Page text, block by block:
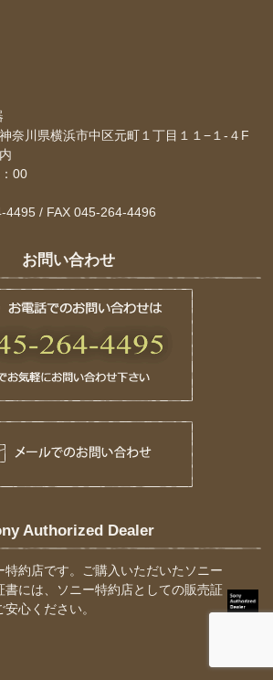
奈川県横浜市中区元町１丁目１１−１-４F
00
4495 / FAX 045-264-4496
お問い合わせ
Authorized Dealer
特約店です。ご購入いただいたソニー
書には、ソニー特約店としての販売証
心ください。